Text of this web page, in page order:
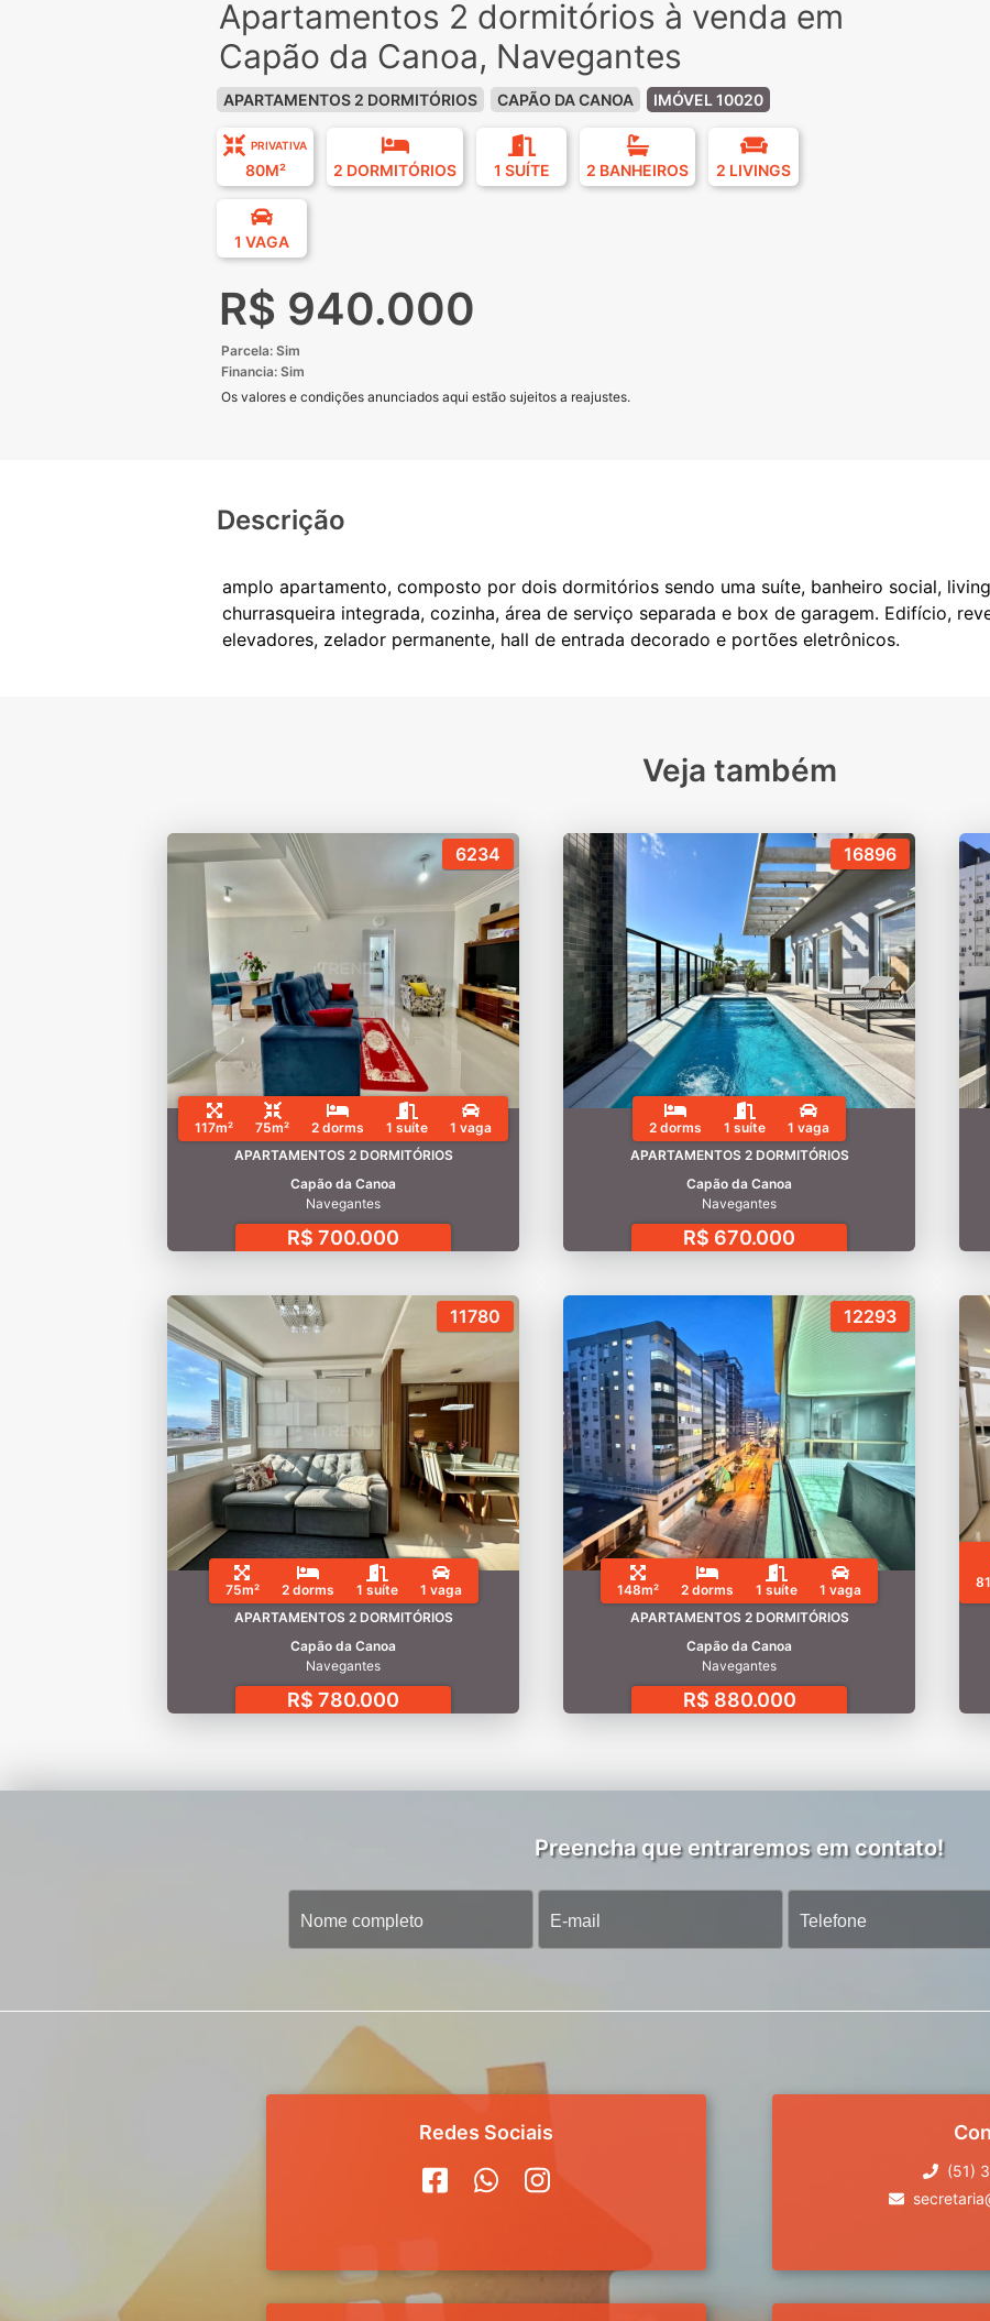
Apartamentos 2 dormitórios à venda em
Capão da Canoa, Navegantes
APARTAMENTOS 2 DORMITÓRIOS CAPÃO DA CANOA IMÓVEL 10020
PRIVATIVA
80M² 2 DORMITÓRIOS 1 SUÍTE 2 BANHEIROS 2 LIVINGS
1 VAGA
R$ 940.000
Parcela: Sim
Financia: Sim
Os valores e condições anunciados aqui estão sujeitos a reajustes.
Descrição
amplo apartamento, composto por dois dormitórios sendo uma suíte, banheiro social,
churrasqueira integrada, cozinha, área de serviço separada e box de garagem. Edifício,
Veja também
6234
117m² 75m² 2 dorms 1 suíte
1 vaga
APARTAMENTOS 2 DORMITÓRIOS
Capão da Canoa
Navegantes
R$ 700.000
16896
2 dorms 1 suíte
1 vaga
APARTAMENTOS 2 DORMITÓRIOS
Capão da Canoa
Navegantes
R$ 670.000
11780
75m² 2 dorms 1 suíte
1 vaga
APARTAMENTOS 2 DORMITÓRIOS
Capão da Canoa
Navegantes
R$ 780.000
12293
148m² 2 dorms 1 suíte
1 vaga
APARTAMENTOS 2 DORMITÓRIOS
Capão da Canoa
Navegantes
R$ 880.000
Preencha que entraremos em contato!
Redes Sociais
(51)